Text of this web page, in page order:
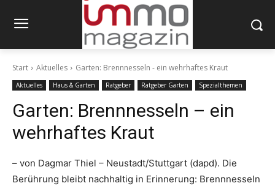
Start Aktuelles Garten: Brennnesseln - ein wehrhaftes Kraut
Aktuelles Haus & Garten Ratgeber Ratgeber Garten Spezialthemen
Garten: Brennnesseln – ein
wehrhaftes Kraut
– von Dagmar Thiel – Neustadt/Stuttgart (dapd). Die
Berührung bleibt nachhaltig in Erinnerung: Brennnesseln